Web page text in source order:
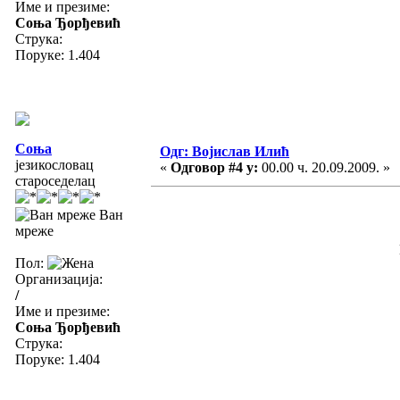
Име и презиме:
Соња Ђорђевић
Струка:
Поруке: 1.404
Соња
језикословац
староседелац
Ван
мреже
Пол:
Организација:
/
Име и презиме:
Соња Ђорђевић
Струка:
Поруке: 1.404
Одг: Војислав Илић
« Одговор #4 у: 00.00 ч. 20.09.2009. »